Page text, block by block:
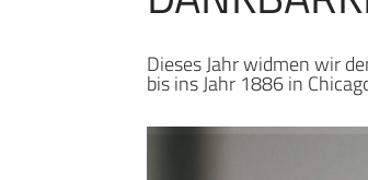
Dieses Jahr widmen wir
bis ins Jahr 1886 in